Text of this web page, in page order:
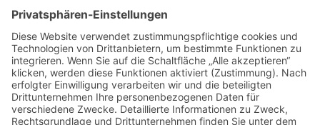
Hibiscus clayi ist ein Hawaiianer, der dort in den
bewaldeten Regionen zuhause ist. Die roten
Blüten sind kurz, schmal und reduziert. Das
wirkt mit den gelben Staubblättern, die aus ihm
herausragen, sehr speziell, aber durchaus
apart.